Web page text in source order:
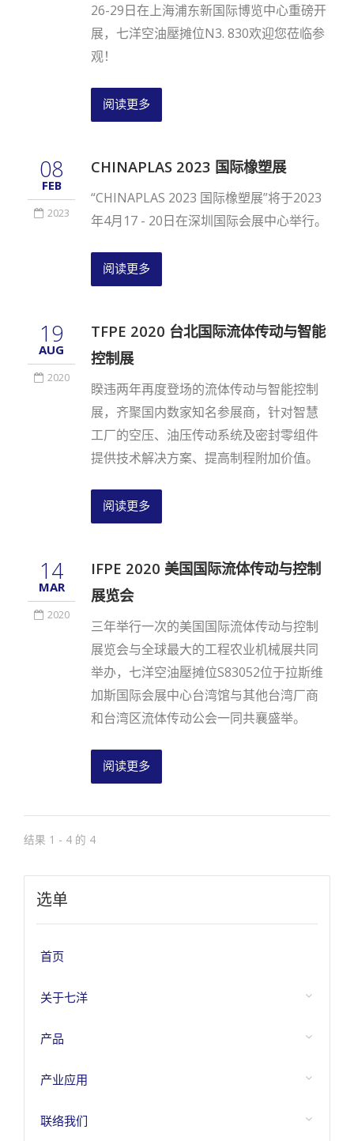
26-29日在上海浦东新国际博览中心重磅开
展，七洋空油壓摊位N3. 830欢迎您莅临参
观！
阅读更多
08
FEB
2023
CHINAPLAS 2023 国际橡塑展
“CHINAPLAS 2023 国际橡塑展”将于2023
年4月17 - 20日在深圳国际会展中心举行。
阅读更多
19
AUG
2020
TFPE 2020 台北国际流体传动与智能
控制展
睽违两年再度登场的流体传动与智能控制
展，齐聚国内数家知名参展商，针对智慧
工厂的空压、油压传动系统及密封零组件
提供技术解决方案、提高制程附加价值。
阅读更多
14
MAR
2020
IFPE 2020 美国国际流体传动与控制
展览会
三年举行一次的美国国际流体传动与控制
展览会与全球最大的工程农业机械展共同
举办，七洋空油壓摊位S83052位于拉斯维
加斯国际会展中心台湾馆与其他台湾厂商
和台湾区流体传动公会一同共襄盛举。
阅读更多
结果 1 - 4 的 4
选单
首页
关于七洋
产品
产业应用
联络我们